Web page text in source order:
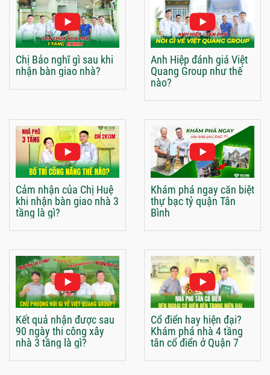
Chị Bảo nghĩ gì sau khi
nhận bàn giao nhà?
Anh Hiệp đánh giá Việt
Quang Group như thế
nào?
Cảm nhận của Chị Huệ
khi nhận bàn giao nhà 3
tầng là gì?
Khám phá ngay căn biệt
thự bạc tỷ quận Tân
Bình
Kết quả nhận được sau
90 ngày thi công xây
nhà 3 tầng là gì?
Cổ điển hay hiện đại?
Khám phá nhà 4 tầng
tân cổ điển ở Quận 7